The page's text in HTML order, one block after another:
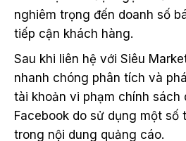
nghiêm trọng đến doanh số
tiếp cận khách hàng.
Sau khi liên hệ với Siêu
nhanh chóng phân tích và
tài khoản vi phạm chính sách
Facebook do sử dụng một số
trong nội dung quảng cáo.